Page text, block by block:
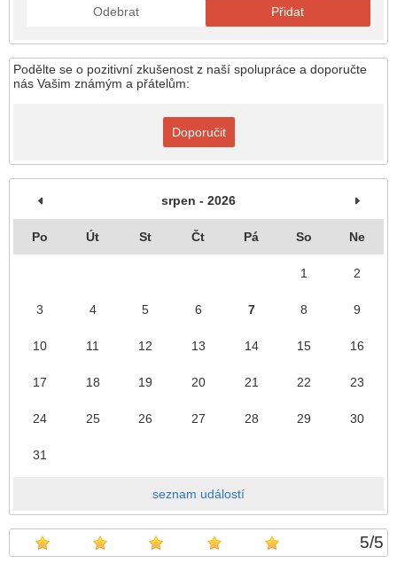
Odebrat Přidat
Podělte se o pozitivní zkušenost z naší spolupráce a doporučte
nás Vašim známým a přátelům:
Doporučit
srpen - 2026
Po Út St Čt Pá So Ne
1 2
3 4 5 6 7 8 9
10 11 12 13 14 15 16
17 18 19 20 21 22 23
24 25 26 27 28 29 30
31
seznam událostí
5/5